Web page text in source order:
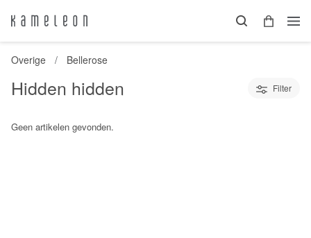
Overige Bellerose
Hidden hidden Filter
Geen artikelen gevonden.